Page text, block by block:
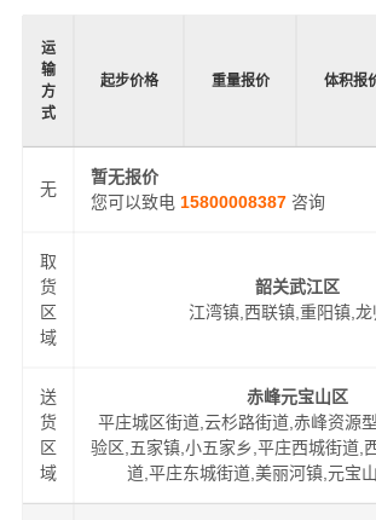
运
输
方
式
起步价格 重量报价 体积报
无
暂无报价
您可以致电 15800008387 咨询
取
货
区
域
韶关武江区
江湾镇,西联镇,重阳镇,龙
送
货
区
域
赤峰元宝山区
平庄城区街道,云杉路街道,赤峰资源
验区,五家镇,小五家乡,平庄西城街道,
道,平庄东城街道,美丽河镇,元宝